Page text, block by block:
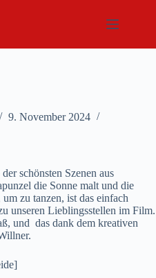
9. November 2024
schönsten Szenen aus
die Sonne malt und die
zu tanzen, ist das einfach
unseren Lieblingsstellen im Film.
und das dank dem kreativen